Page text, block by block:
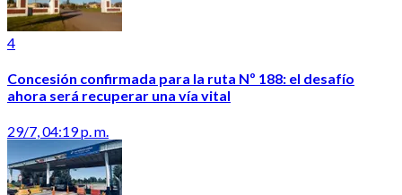
4
Concesión confirmada para la ruta Nº 188: el desafío
ahora será recuperar una vía vital
29/7, 04:19 p. m.